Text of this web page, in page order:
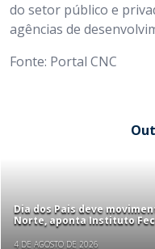
do setor público e
agências de
Fonte: Portal CNC
Dia dos Pais deve
Norte, aponta Instituto
4 DE AGOSTO DE 2026